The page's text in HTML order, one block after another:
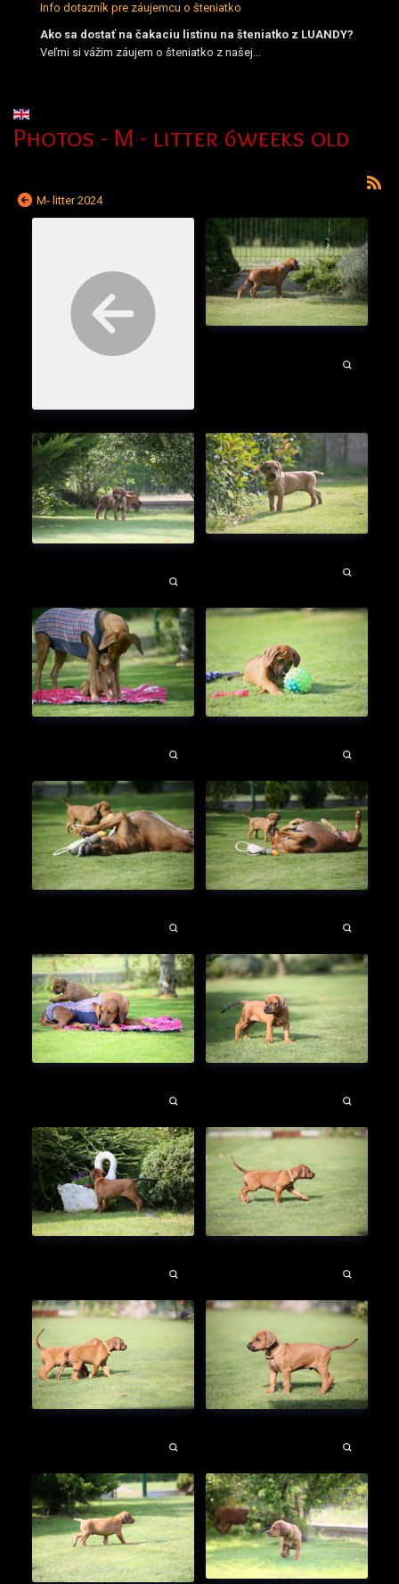
Info dotazník pre záujemcu o šteniatko
Ako sa dostať na čakaciu listinu na šteniatko z LUANDY?
Veľmi si vážim záujem o šteniatko z našej...
Vyberte váš jazyk
Photos - M - litter 6weeks old
M- litter 2024